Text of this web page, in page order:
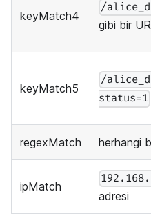
keyMatch4
/
gibi bir
keyMatch5
/
status=1
regexMatch herhangi
ipMatch
adresi